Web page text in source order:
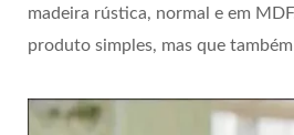
madeira rústica, normal e em
produto simples, mas que